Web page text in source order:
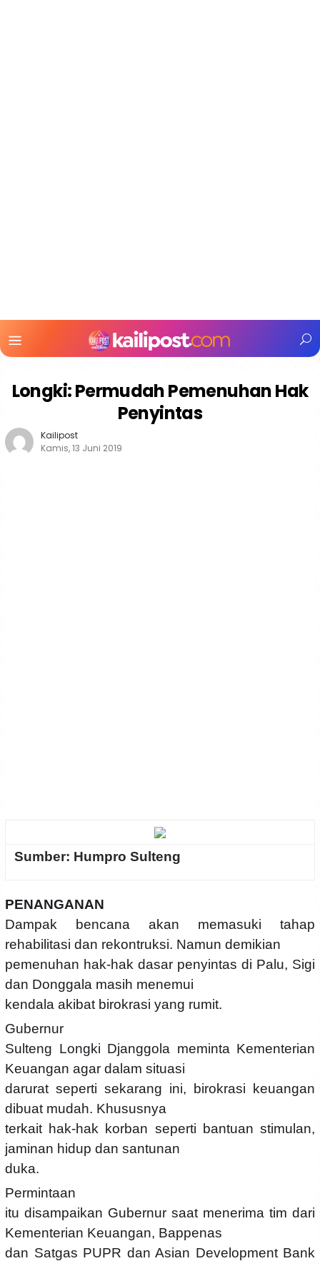
Mobile
Longki: Permudah Pemenuhan Hak
Penyintas
Kailipost
Kamis, 13 Juni 2019
Sumber: Humpro Sulteng
PENANGANAN
Dampak bencana akan memasuki tahap
rehabilitasi dan rekontruksi. Namun demikian
pemenuhan hak-hak dasar penyintas di Palu, Sigi
dan Donggala masih menemui
kendala akibat birokrasi yang rumit.
Gubernur
Sulteng Longki Djanggola meminta Kementerian
Keuangan agar dalam situasi
darurat seperti sekarang ini, birokrasi keuangan
dibuat mudah. Khususnya
terkait hak-hak korban seperti bantuan stimulan,
jaminan hidup dan santunan
duka.
Permintaan
itu disampaikan Gubernur saat menerima tim dari
Kementerian Keuangan, Bappenas
dan Satgas PUPR dan Asian Development Bank